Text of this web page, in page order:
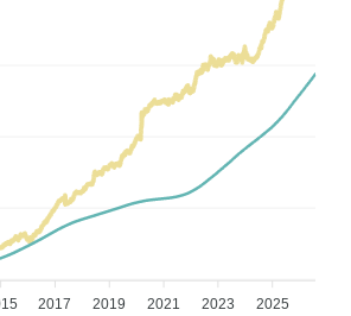
2017 2019 2021 2023 2025